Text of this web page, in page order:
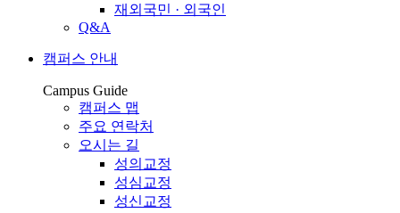
재외국민 · 외국인
Q&A
캠퍼스 안내
Campus Guide
캠퍼스 맵
주요 연락처
오시는 길
성의교정
성심교정
성신교정